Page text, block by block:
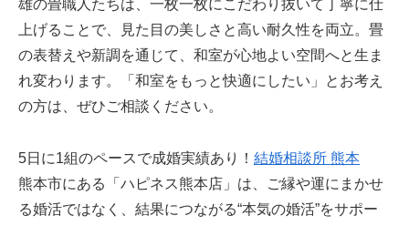
雄の畳職人たちは、一枚一枚にこだわり抜いて丁寧に仕
上げることで、見た目の美しさと高い耐久性を両立。畳
の表替えや新調を通じて、和室が心地よい空間へと生ま
れ変わります。「和室をもっと快適にしたい」とお考え
の方は、ぜひご相談ください。
5日に1組のペースで成婚実績あり！ 結婚相談所 熊本
熊本市にある「ハピネス熊本店」は、ご縁や運にまかせ
る婚活ではなく、結果につながる“本気の婚活”をサポー